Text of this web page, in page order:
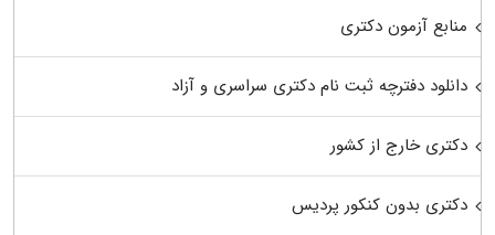
منابع آزمون دکتری
دانلود دفترچه ثبت نام دکتری سراسری و آزاد
دکتری خارج از کشور
دکتری بدون کنکور پردیس